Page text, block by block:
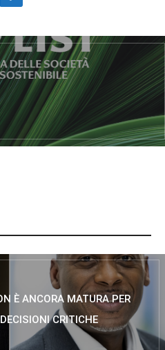
È ANCORA MATURA PER
CRITICHE